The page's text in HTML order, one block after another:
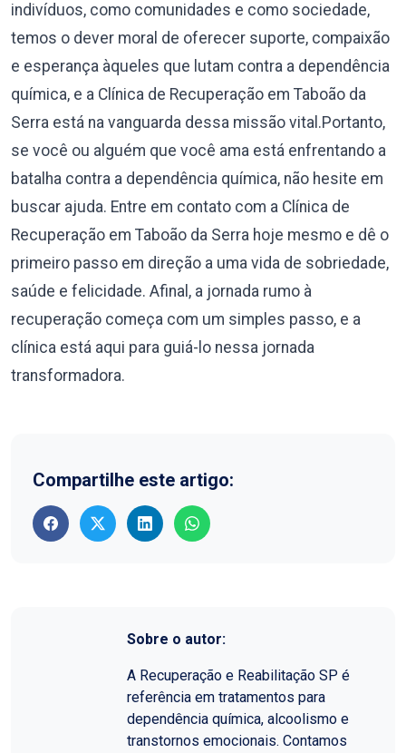
indivíduos, como comunidades e como sociedade,
temos o dever moral de oferecer suporte, compaixão
e esperança àqueles que lutam contra a dependência
química, e a Clínica de Recuperação em Taboão da
Serra está na vanguarda dessa missão vital.Portanto,
se você ou alguém que você ama está enfrentando a
batalha contra a dependência química, não hesite em
buscar ajuda. Entre em contato com a Clínica de
Recuperação em Taboão da Serra hoje mesmo e dê o
primeiro passo em direção a uma vida de sobriedade,
saúde e felicidade. Afinal, a jornada rumo à
recuperação começa com um simples passo, e a
clínica está aqui para guiá-lo nessa jornada
transformadora.
Compartilhe este artigo:
Sobre o autor:
A Recuperação e Reabilitação SP é
referência em tratamentos para
dependência química, alcoolismo e
transtornos emocionais. Contamos